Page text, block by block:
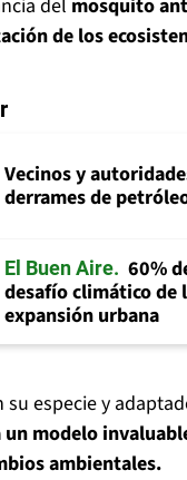
del mosquito
de los
Vecinos y
derrames de
El Buen Aire
60%
desafío climático de
expansión urbana
su especie y
modelo
ambientales.